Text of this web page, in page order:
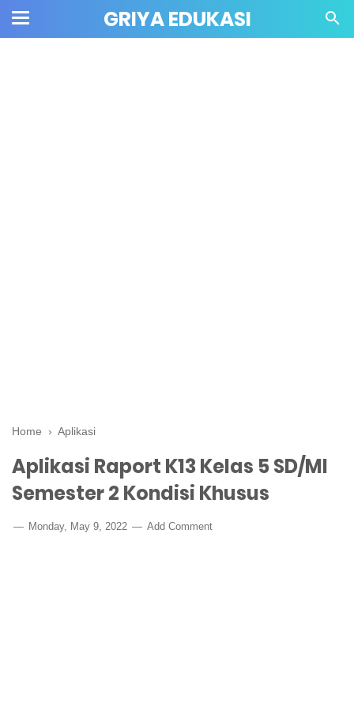
GRIYA EDUKASI
Home › Aplikasi
Aplikasi Raport K13 Kelas 5 SD/MI
Semester 2 Kondisi Khusus
Monday, May 9, 2022 Add Comment